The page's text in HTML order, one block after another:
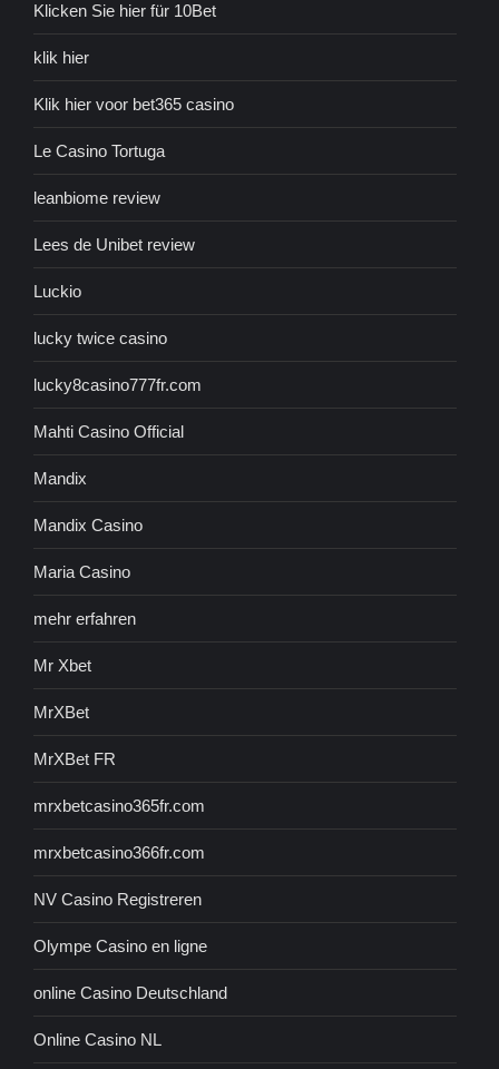
Klicken Sie hier für 10Bet
klik hier
Klik hier voor bet365 casino
Le Casino Tortuga
leanbiome review
Lees de Unibet review
Luckio
lucky twice casino
lucky8casino777fr.com
Mahti Casino Official
Mandix
Mandix Casino
Maria Casino
mehr erfahren
Mr Xbet
MrXBet
MrXBet FR
mrxbetcasino365fr.com
mrxbetcasino366fr.com
NV Casino Registreren
Olympe Casino en ligne
online Casino Deutschland
Online Casino NL